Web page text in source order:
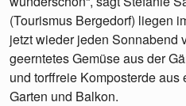
(Tourismus Bergedorf) liegen
jetzt wieder jeden Sonnabend
geerntetes Gemüse aus der
und torffreie Komposterde
Garten und Balkon.